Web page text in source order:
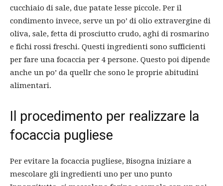
cucchiaio di sale, due patate lesse piccole. Per il
condimento invece, serve un po’ di olio extravergine di
oliva, sale, fetta di prosciutto crudo, aghi di rosmarino
e fichi rossi freschi. Questi ingredienti sono sufficienti
per fare una focaccia per 4 persone. Questo poi dipende
anche un po’ da quellr che sono le proprie abitudini
alimentari.
Il procedimento per realizzare la
focaccia pugliese
Per evitare la focaccia pugliese, Bisogna iniziare a
mescolare gli ingredienti uno per uno punto